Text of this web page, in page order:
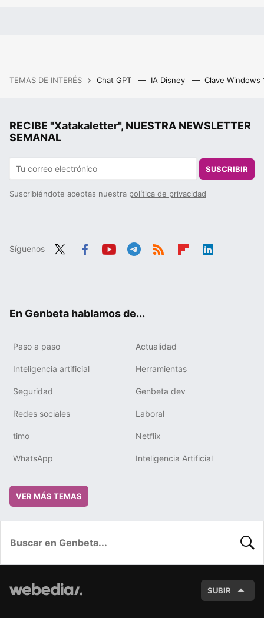
TEMAS DE INTERÉS Chat GPT IA Disney Clave Windows
RECIBE "Xatakaletter", NUESTRA NEWSLETTER
SEMANAL
SUSCRIBIR
Suscribiéndote aceptas nuestra política de privacidad
Síguenos
En Genbeta hablamos de...
Paso a paso Actualidad
Inteligencia artificial Herramientas
Seguridad Genbeta dev
Redes sociales Laboral
timo Netflix
WhatsApp Inteligencia Artificial
VER MÁS TEMAS
SUBIR